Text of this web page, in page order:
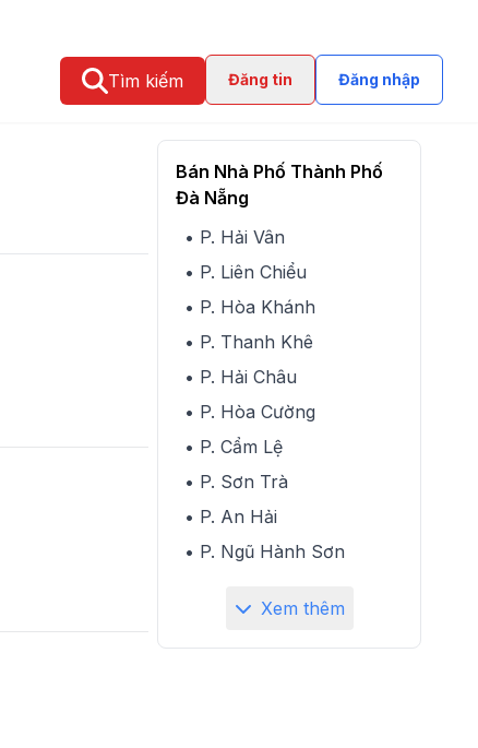
Tìm kiếm Đăng tin Đăng nhập
Bán Nhà Phố Thành Phố
Đà Nẵng
• P. Hải Vân
• P. Liên Chiểu
• P. Hòa Khánh
• P. Thanh Khê
• P. Hải Châu
• P. Hòa Cường
• P. Cẩm Lệ
• P. Sơn Trà
• P. An Hải
• P. Ngũ Hành Sơn
Xem thêm